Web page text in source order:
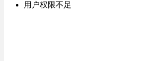
用户权限不足